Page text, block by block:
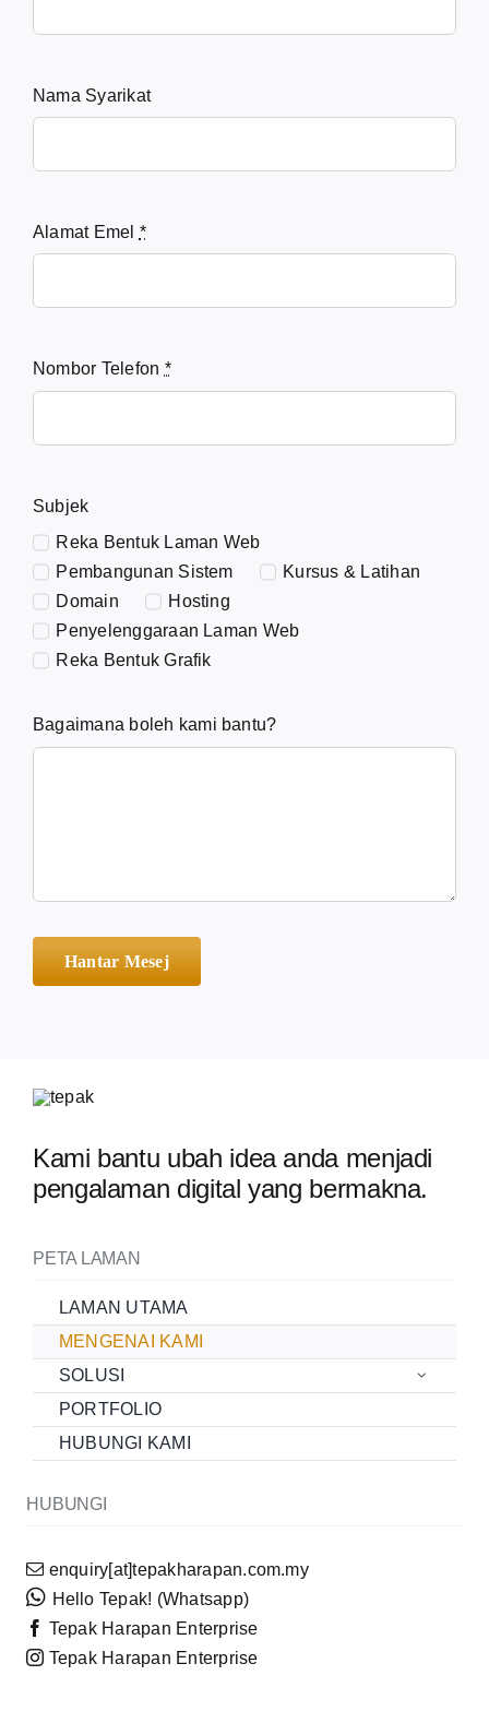
Nama Syarikat
Alamat Emel *
Nombor Telefon *
Subjek
Reka Bentuk Laman Web
Pembangunan Sistem
Kursus & Latihan
Domain
Hosting
Penyelenggaraan Laman Web
Reka Bentuk Grafik
Bagaimana boleh kami bantu?
Hantar Mesej
Kami bantu ubah idea anda menjadi
pengalaman digital yang bermakna.
PETA LAMAN
LAMAN UTAMA
MENGENAI KAMI
SOLUSI
PORTFOLIO
HUBUNGI KAMI
HUBUNGI
enquiry[at]tepakharapan.com.my
Hello Tepak! (Whatsapp)
Tepak Harapan Enterprise
Tepak Harapan Enterprise